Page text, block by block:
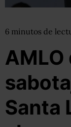
6 minutos de
Santa